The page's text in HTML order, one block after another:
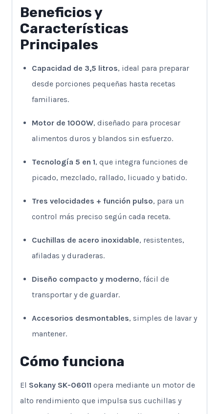
Beneficios y
Características
Principales
Capacidad de 3,5 litros, ideal para preparar
desde porciones pequeñas hasta recetas
familiares.
Motor de 1000W, diseñado para procesar
alimentos duros y blandos sin esfuerzo.
Tecnología 5 en 1, que integra funciones de
picado, mezclado, rallado, licuado y batido.
Tres velocidades + función pulso, para un
control más preciso según cada receta.
Cuchillas de acero inoxidable, resistentes,
afiladas y duraderas.
Diseño compacto y moderno, fácil de
transportar y de guardar.
Accesorios desmontables, simples de lavar y
mantener.
Cómo funciona
El Sokany SK-06011 opera mediante un motor de
alto rendimiento que impulsa sus cuchillas y